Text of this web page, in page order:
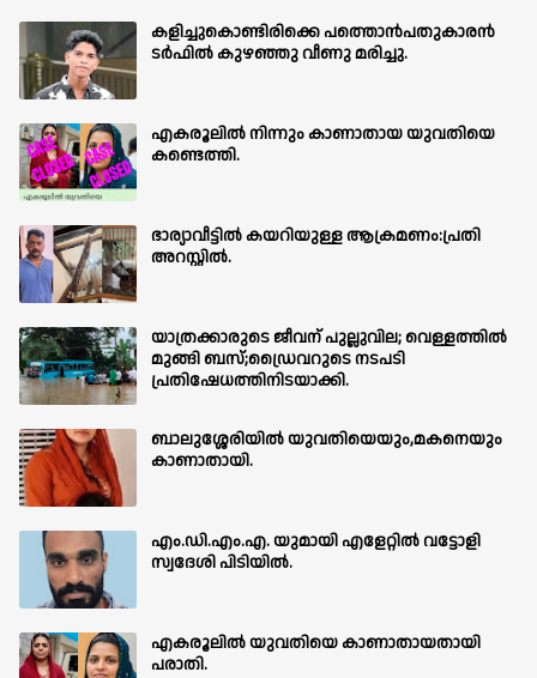
കളിച്ചുകൊണ്ടിരിക്കെ പത്തൊൻപതുകാരൻ
ടർഫിൽ കുഴഞ്ഞു വീണു മരിച്ചു.
എകരൂലിൽ നിന്നും കാണാതായ യുവതിയെ
കണ്ടെത്തി.
ഭാര്യാവീട്ടിൽ കയറിയുള്ള ആക്രമണം:പ്രതി
അറസ്റ്റിൽ.
യാത്രക്കാരുടെ ജീവന് പുല്ലുവില; വെള്ളത്തിൽ
മുങ്ങി ബസ്;ഡ്രൈവറുടെ നടപടി
പ്രതിഷേധത്തിനിടയാക്കി.
ബാലുശ്ശേരിയില്‍ യുവതിയെയും,മകനെയും
കാണാതായി.
എം.ഡി.എം.എ. യുമായി എളേറ്റിൽ വട്ടോളി
സ്വദേശി പിടിയിൽ.
എകരൂലിൽ യുവതിയെ കാണാതായതായി
പരാതി.